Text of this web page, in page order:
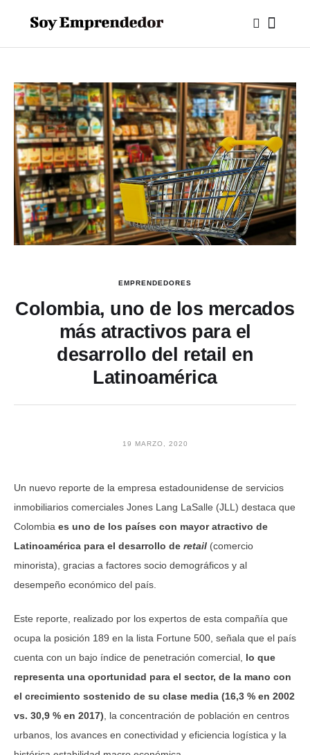
EMPRENDEDORES
Colombia, uno de los mercados
más atractivos para el
desarrollo del retail en
Latinoamérica
19 MARZO, 2020
Un nuevo reporte de la empresa estadounidense de servicios
inmobiliarios comerciales Jones Lang LaSalle (JLL) destaca que
Colombia es uno de los países con mayor atractivo de
Latinoamérica para el desarrollo de retail (comercio
minorista), gracias a factores socio demográficos y al
desempeño económico del país.
Este reporte, realizado por los expertos de esta compañía que
ocupa la posición 189 en la lista Fortune 500, señala que el país
cuenta con un bajo índice de penetración comercial, lo que
representa una oportunidad para el sector, de la mano con
el crecimiento sostenido de su clase media (16,3 % en 2002
vs. 30,9 % en 2017) , la concentración de población en centros
urbanos, los avances en conectividad y eficiencia logística y la